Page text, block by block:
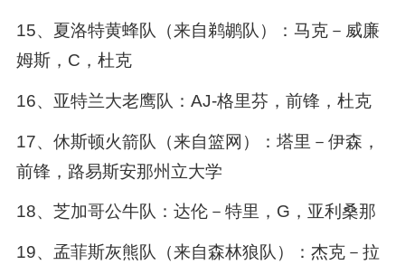
15、夏洛特黄蜂队（来自鹈鹕队）：马克－威廉
姆斯，C，杜克
16、亚特兰大老鹰队：AJ-格里芬，前锋，杜克
17、休斯顿火箭队（来自篮网）：塔里－伊森，
前锋，路易斯安那州立大学
18、芝加哥公牛队：达伦－特里，G，亚利桑那
19、孟菲斯灰熊队（来自森林狼队）：杰克－拉